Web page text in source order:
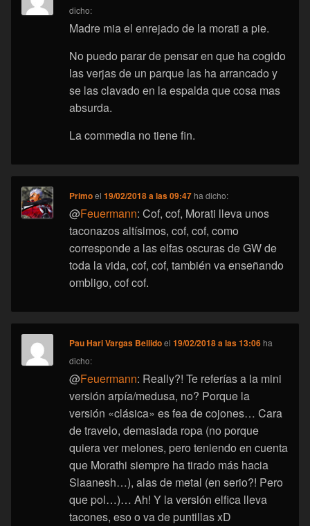
dicho:
Madre mia el enrejado de la morati a pie.
No puedo parar de pensar en que ha cogido
las verjas de un parque las ha arrancado y
se las clavado en la espalda que cosa mas
absurda.
La commedia no tiene fin.
Primoel19/02/2018 a las 09:47 ha dicho:
@Feuermann: Cof, cof, Morati lleva unos
taconazos altísimos, cof, cof, como
corresponde a las elfas oscuras de GW de
toda la vida, cof, cof, también va enseñando
ombligo, cof cof.
Pau Hari Vargas Bellidoel19/02/2018 a las 13:06 ha
dicho:
@Feuermann: Really?! Te referías a la mini
versión arpía/medusa, no? Porque la
versión «clásica» es fea de cojones… Cara
de travelo, demasiada ropa (no porque
quiera ver melones, pero teniendo en cuenta
que Morathi siempre ha tirado más hacia
Slaanesh…), alas de metal (en serio?! Pero
que pol…)… Ah! Y la versión elfica lleva
tacones, eso o va de puntillas xD